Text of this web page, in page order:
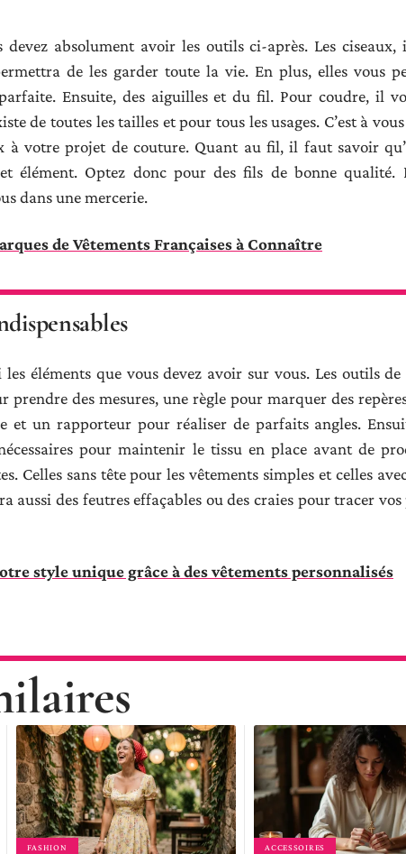
devez absolument avoir les outils ci-après. Les ciseaux,
de les garder toute la vie. En plus, elles vous
Ensuite, des aiguilles et du fil. Pour coudre, il
de toutes les tailles et pour tous les usages. C’est à
à votre projet de couture. Quant au fil, il faut savoir
élément. Optez donc pour des fils de bonne qualité.
dans une mercerie.
de Vêtements Françaises à Connaître
éléments que vous devez avoir sur vous. Les outils de
des mesures, une règle pour marquer des
et un rapporteur pour réaliser de parfaits angles.
pour maintenir le tissu en place avant de
Celles sans tête pour les vêtements simples et celles
aussi des feutres effaçables ou des craies pour tracer
style unique grâce à des vêtements personnalisés
FASHION ACCESSOIRES